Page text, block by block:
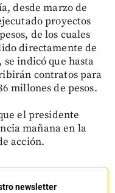
desde marzo de
proyectos
de los cuales
directamente de
indicó que hasta
contratos para
millones de pesos.
el presidente
mañana en la
acción.
newsletter